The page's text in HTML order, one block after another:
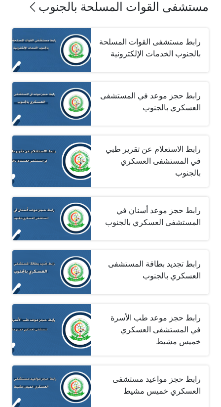
مستشفى القوات المسلحة بالجنوب
رابط مستشفى القوات المسلحة
بالجنوب الخدمات الإلكترونية
رابط حجز موعد في المستشفى
العسكري بالجنوب
رابط الاستعلام عن تقرير طبي
في المستشفى العسكري
بالجنوب
رابط حجز موعد أسنان في
المستشفى العسكري بالجنوب
رابط تجديد بطاقة المستشفى
العسكري بالجنوب
رابط حجز موعد طب الأسرة
في المستشفى العسكري
خميس مشيط
رابط حجز مواعيد مستشفى
العسكري خميس مشيط